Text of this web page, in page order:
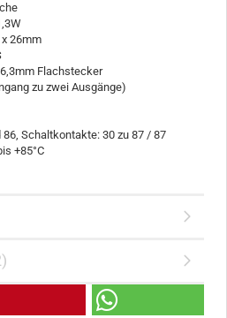
26mm
Flachstecker
zu zwei Ausgänge)
Schaltkontakte: 30 zu 87 / 87
+85°C